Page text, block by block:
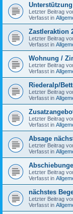
Letzter Beitrag
Verfasst in
Zastleraktion
Letzter Beitrag
Verfasst in
Wohnung /
Letzter Beitrag
Verfasst in
Riederalp/
Letzter Beitrag
Verfasst in
Letzter Beitrag
Verfasst in
Absage
Letzter Beitrag
Verfasst in
Letzter Beitrag
Verfasst in
nächstes
Letzter Beitrag
Verfasst in